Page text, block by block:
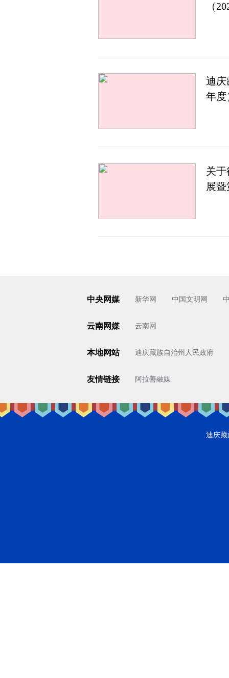
（
迪庆
年度
关于
展
中央网媒 新华网 中国文明网
云南网媒 云南网
本地网站 迪庆藏族自治州人民政府
友情链接 阿拉善融媒
迪庆